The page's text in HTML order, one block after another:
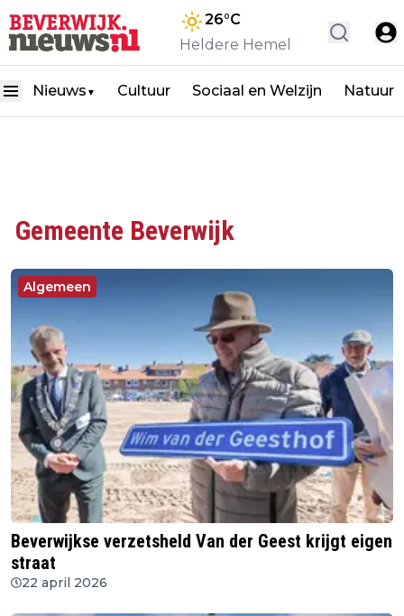
26°C
Heldere Hemel
Nieuws ▼ Cultuur Sociaal en Welzijn Natuur
Gemeente Beverwijk
Algemeen
Beverwijkse verzetsheld Van der Geest krijgt eigen
straat
22 april 2026